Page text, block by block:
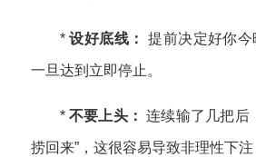
*设好底线： 提前决定好你
一旦达到立即停止。
* 不要上头： 连续输了几把后
捞回来”，这很容易导致非理性下注